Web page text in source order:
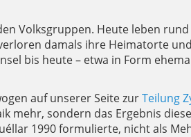
Volksgruppen. Heute leben
damals ihre Heimatorte
bis heute – etwa in Form
auf unserer Seite zurTeilung
mehr, sondern das Ergebnis
1990 formulierte, nicht als